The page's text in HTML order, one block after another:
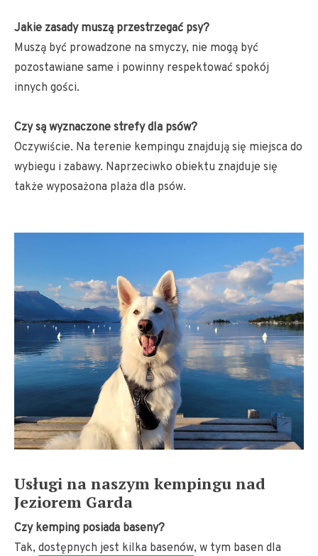
Jakie zasady muszą przestrzegać psy?
Muszą być prowadzone na smyczy, nie mogą być
pozostawiane same i powinny respektować spokój
innych gości.
Czy są wyznaczone strefy dla psów?
Oczywiście. Na terenie kempingu znajdują się miejsca do
wybiegu i zabawy. Naprzeciwko obiektu znajduje się
także wyposażona plaża dla psów.
Usługi na naszym kempingu nad
Jeziorem Garda
Czy kemping posiada baseny?
Tak, dostępnych jest kilka basenów, w tym basen dla